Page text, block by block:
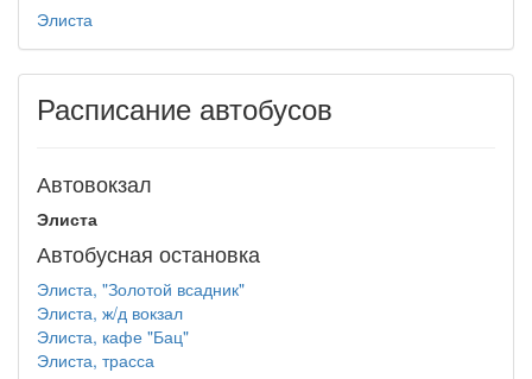
Элиста
Расписание автобусов
Автовокзал
Элиста
Автобусная остановка
Элиста, "Золотой всадник"
Элиста, ж/д вокзал
Элиста, кафе "Бац"
Элиста, трасса